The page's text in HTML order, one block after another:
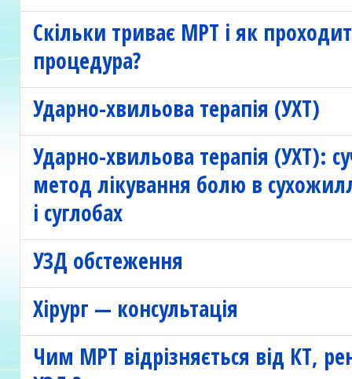
Скільки триває МРТ і як
процедура?
Ударно-хвильова терапія (УХТ)
Ударно-хвильова терапія (УХТ):
метод лікування болю в
і суглобах
УЗД обстеження
Хірург — консультація
Чим МРТ відрізняється від КТ,